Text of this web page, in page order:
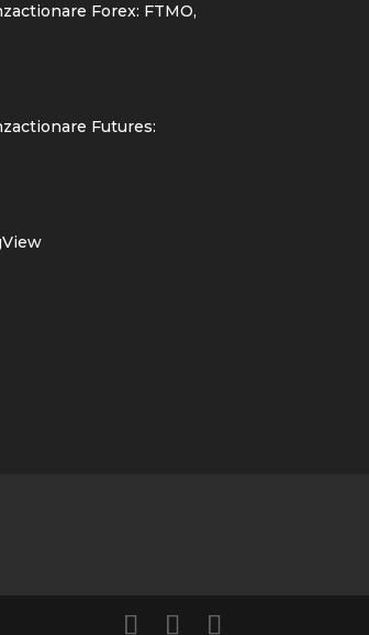
Forex: FTMO,
Futures: